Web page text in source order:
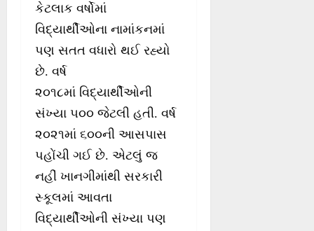
કેટલાક વર્ષોમાં
વિદ્યાર્થીઓના નામાંકનમાં
પણ સતત વધારો થઈ રહ્યો
છે. વર્ષ
૨૦૧૮માં વિદ્યાર્થીઓની
સંખ્યા ૫૦૦ જેટલી હતી. વર્ષ
૨૦૨૧માં ૬૦૦ની આસપાસ
પહોંચી ગઈ છે. એટલું જ
નહીં ખાનગીમાંથી સરકારી
સ્કૂલમાં આવતા
વિદ્યાર્થીઓની સંખ્યા પણ